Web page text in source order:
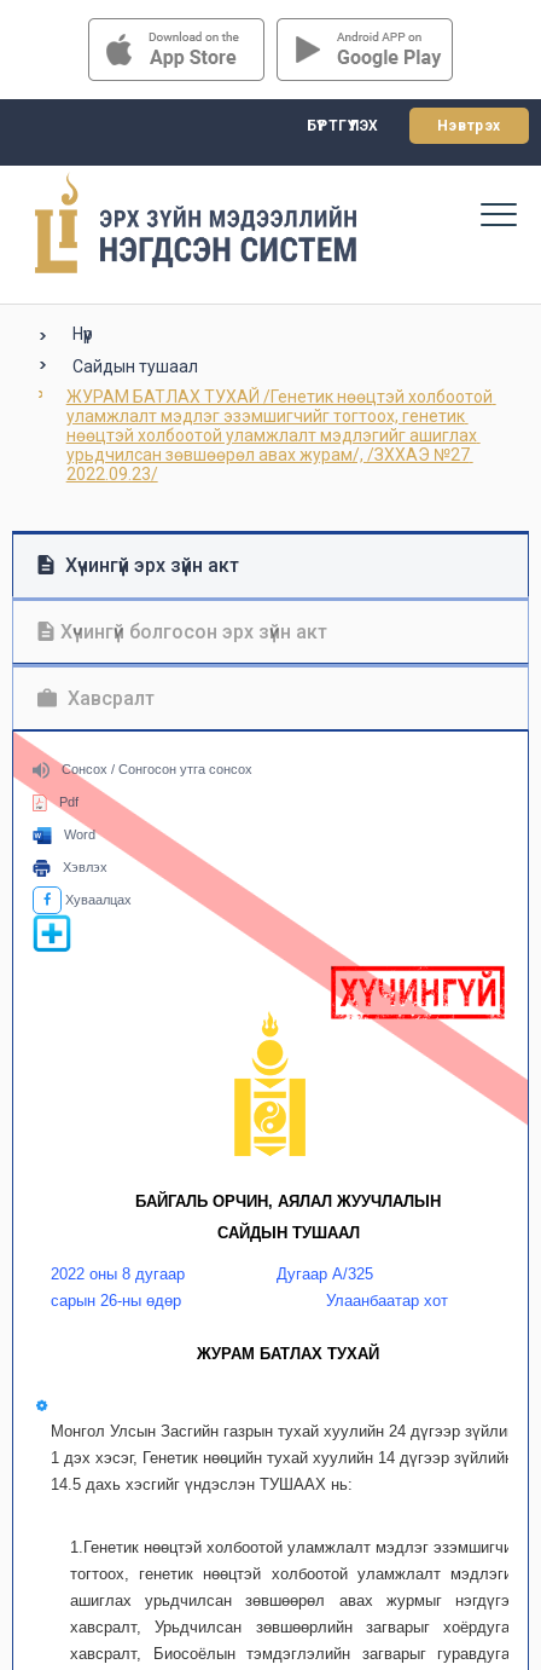
БҮРТГҮҮЛЭХ Нэвтрэх
Нүүр
Сайдын тушаал
ЖУРАМ БАТЛАХ ТУХАЙ /Генетик нөөцтэй холбоотой
уламжлалт мэдлэг эзэмшигчийг тогтоох, генетик
нөөцтэй холбоотой уламжлалт мэдлэгийг ашиглах
урьдчилсан зөвшөөрөл авах журам/, /ЗХХАЭ №27
2022.09.23/
Хүчингүй эрх зүйн акт
Хүчингүй болгосон эрх зүйн акт
Хавсралт
Сонсох / Сонгосон утга сонсох
Pdf
Word
Хэвлэх
Хуваалцах
БАЙГАЛЬ ОРЧИН, АЯЛАЛ ЖУУЧЛАЛЫН
САЙДЫН ТУШААЛ
2022 оны 8 дугаар
сарын 26-ны өдөр
Дугаар А/325
Улаанбаатар хот
ЖУРАМ БАТЛАХ ТУХАЙ
Монгол Улсын Засгийн газрын тухай хуулийн 24 дүгээр зүйлийн
1 дэх хэсэг, Генетик нөөцийн тухай хуулийн 14 дүгээр зүйлийн
14.5 дахь хэсгийг үндэслэн ТУШААХ нь:
1.Генетик нөөцтэй холбоотой уламжлалт мэдлэг эзэмшигчийг
тогтоох, генетик нөөцтэй холбоотой уламжлалт мэдлэгийг
ашиглах урьдчилсан зөвшөөрөл авах журмыг нэгдүгээр
хавсралт, Урьдчилсан зөвшөөрлийн загварыг хоёрдугаар
хавсралт, Биосоёлын тэмдэглэлийн загварыг гуравдугаар